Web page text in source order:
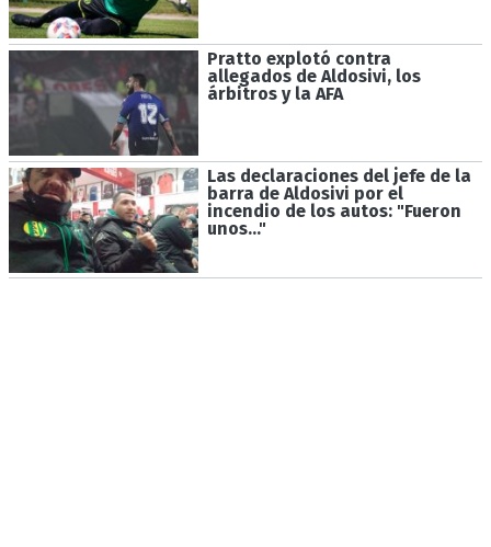
Pratto explotó contra
allegados de Aldosivi, los
árbitros y la AFA
Las declaraciones del jefe de la
barra de Aldosivi por el
incendio de los autos: "Fueron
unos..."